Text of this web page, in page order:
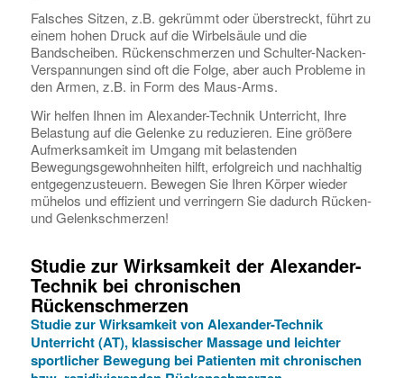
Falsches Sitzen, z.B. gekrümmt oder überstreckt, führt zu
einem hohen Druck auf die Wirbelsäule und die
Bandscheiben. Rückenschmerzen und Schulter-Nacken-
Verspannungen sind oft die Folge, aber auch Probleme in
den Armen, z.B. in Form des Maus-Arms.
Wir helfen Ihnen im Alexander-Technik Unterricht, Ihre
Belastung auf die Gelenke zu reduzieren. Eine größere
Aufmerksamkeit im Umgang mit belastenden
Bewegungsgewohnheiten hilft, erfolgreich und nachhaltig
entgegenzusteuern. Bewegen Sie Ihren Körper wieder
mühelos und effizient und verringern Sie dadurch Rücken-
und Gelenkschmerzen!
Studie zur Wirksamkeit der Alexander-
Technik bei chronischen
Rückenschmerzen
Studie zur Wirksamkeit von Alexander-Technik
Unterricht (AT), klassischer Massage und leichter
sportlicher Bewegung bei Patienten mit chronischen